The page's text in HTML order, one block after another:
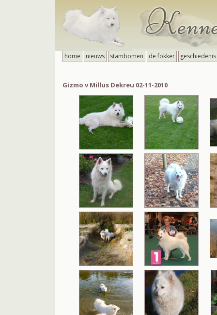
home nieuws stambomen de fokker geschiedenis
Gizmo v Millus Dekreu 02-11-2010